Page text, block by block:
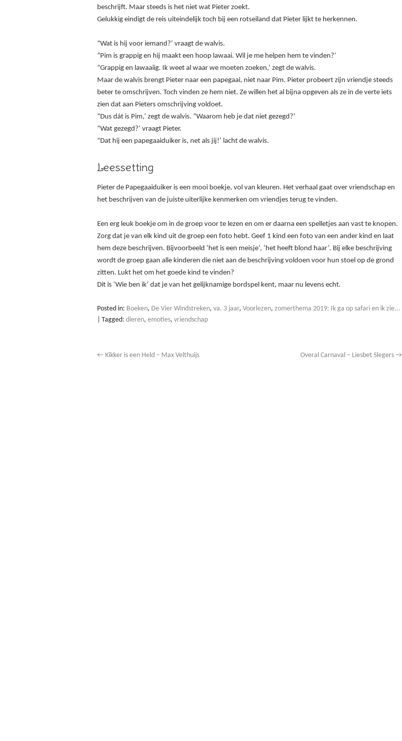
beschrijft. Maar steeds is het niet wat Pieter zoekt.
Gelukkig eindigt de reis uiteindelijk toch bij een rotseiland dat Pieter lijkt te herkennen.
“Wat is hij voor iemand?’ vraagt de walvis.
“Pim is grappig en hij maakt een hoop lawaai. Wil je me helpen hem te vinden?’
“Grappig en lawaaiig. Ik weet al waar we moeten zoeken,’ zegt de walvis.
Maar de walvis brengt Pieter naar een papegaai, niet naar Pim. Pieter probeert zijn vriendje steeds
beter te omschrijven. Toch vinden ze hem niet. Ze willen het al bijna opgeven als ze in de verte iets
zien dat aan Pieters omschrijving voldoet.
“Dus dát is Pim,’ zegt de walvis. “Waarom heb je dat niet gezegd?’
“Wat gezegd?’ vraagt Pieter.
“Dat hij een papegaaiduiker is, net als jij!’ lacht de walvis.
Leessetting
Pieter de Papegaaiduiker is een mooi boekje, vol van kleuren. Het verhaal gaat over vriendschap en
het beschrijven van de juiste uiterlijke kenmerken om vriendjes terug te vinden.
Een erg leuk boekje om in de groep voor te lezen en om er daarna een spelletjes aan vast te knopen.
Zorg dat je van elk kind uit de groep een foto hebt. Geef 1 kind een foto van een ander kind en laat
hem deze beschrijven. Bijvoorbeeld ‘het is een meisje’, ‘het heeft blond haar’. Bij elke beschrijving
wordt de groep gaan alle kinderen die niet aan de beschrijving voldoen voor hun stoel op de grond
zitten. Lukt het om het goede kind te vinden?
Dit is ‘Wie ben ik’ dat je van het gelijknamige bordspel kent, maar nu levens echt.
Posted in: Boeken, De Vier Windstreken, va. 3 jaar, Voorlezen, zomerthema 2019: Ik ga op safari en ik zie...
Tagged: dieren, emoties, vriendschap
← Kikker is een Held – Max Velthuijs Overal Carnaval – Liesbet Slegers→